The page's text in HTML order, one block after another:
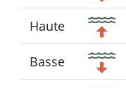
Haute
Basse